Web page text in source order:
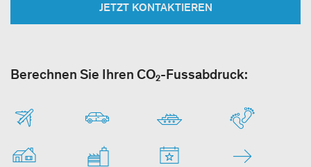
JETZT KONTAKTIEREN
Berechnen Sie Ihren CO₂-Fussabdruck: